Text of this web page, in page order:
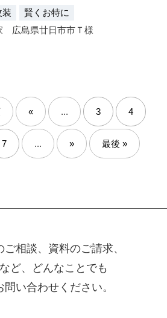
装
賢くお特に
広島県廿日市市Ｔ様
« ... 3 4
7 ... » 最後 »
ご相談、資料のご請求、
ど、どんなことでも
問い合わせください。